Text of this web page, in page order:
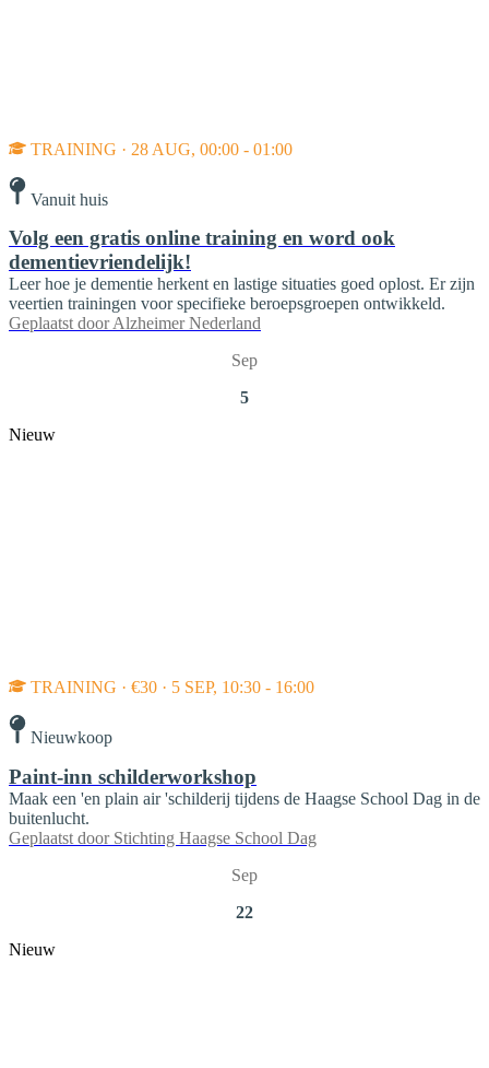
TRAINING · 28 AUG, 00:00 - 01:00
Vanuit huis
Volg een gratis online training en word ook
dementievriendelijk!
Leer hoe je dementie herkent en lastige situaties goed oplost. Er zijn
veertien trainingen voor specifieke beroepsgroepen ontwikkeld.
Geplaatst door Alzheimer Nederland
Sep
5
Nieuw
TRAINING · €30 · 5 SEP, 10:30 - 16:00
Nieuwkoop
Paint-inn schilderworkshop
Maak een 'en plain air 'schilderij tijdens de Haagse School Dag in de
buitenlucht.
Geplaatst door Stichting Haagse School Dag
Sep
22
Nieuw